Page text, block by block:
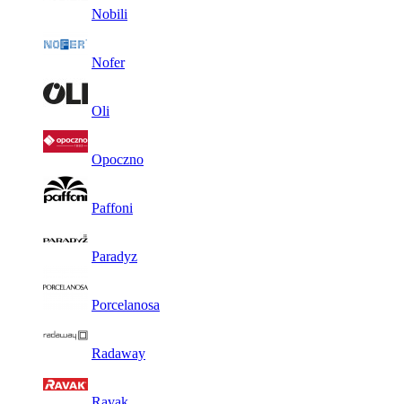
Nobili
Nofer
Oli
Opoczno
Paffoni
Paradyz
Porcelanosa
Radaway